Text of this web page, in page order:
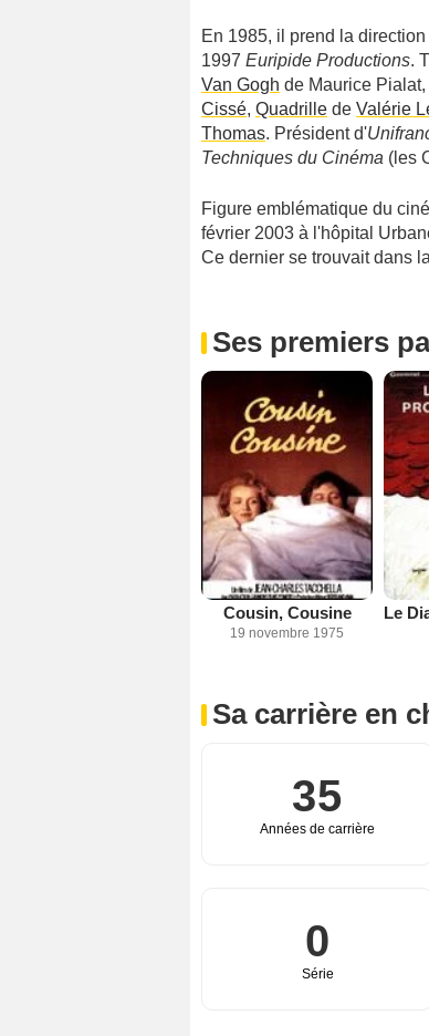
En 1985, il prend la direction
1997 Euripide Productions.
Van Gogh de Maurice Pialat,
Cissé, Quadrille de Valérie
Thomas. Président d'
Techniques du Cinéma (les
Figure emblématique du
février 2003 à l'hôpital
Ce dernier se trouvait dans
Ses premiers
Cousin, Cousine
19 novembre 1975
Sa carrière en
35
Années de carrière
0
Série